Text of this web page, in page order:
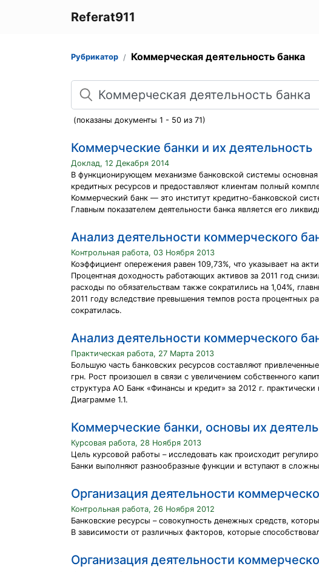
Referat911
Рубрикатор Коммерческая деятельность банка
Поиск
(показаны документы 1 - 50 из 71)
Коммерческие банки и их деятельность
Доклад, 12 Декабря 2014
В функционирующем механизме банковской системы
кредитных ресурсов и предоставляют клиентам полный
Коммерческий банк — это институт кредитно-банковской
Главным показателем деятельности банка является его
Анализ деятельности коммерческого
Контрольная работа, 03 Ноября 2013
Коэффициент опережения равен 109,73%, что указывает на
Процентная доходность работающих активов за 2011 год
расходы по обязательствам также сократились на 1,04%,
2011 году вследствие превышения темпов роста процентных
сократилась.
Анализ деятельности коммерческого
Практическая работа, 27 Марта 2013
Большую часть банковских ресурсов составляют
грн. Рост произошел в связи с увеличением собственного
структура АО Банк «Финансы и кредит» за 2012 г.
Диаграмме 1.1.
Коммерческие банки, основы их
Курсовая работа, 28 Ноября 2013
Цель курсовой работы – исследовать как происходит
Банки выполняют разнообразные функции и вступают в
Организация деятельности
Контрольная работа, 26 Ноября 2012
Банковские ресурсы – совокупность денежных средств,
В зависимости от различных факторов, которые
Организация деятельности